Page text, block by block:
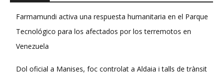
Farmamundi activa una respuesta humanitaria en el Parque
Tecnológico para los afectados por los terremotos en
Venezuela
Dol oficial a Manises, foc controlat a Aldaia i talls de trànsit